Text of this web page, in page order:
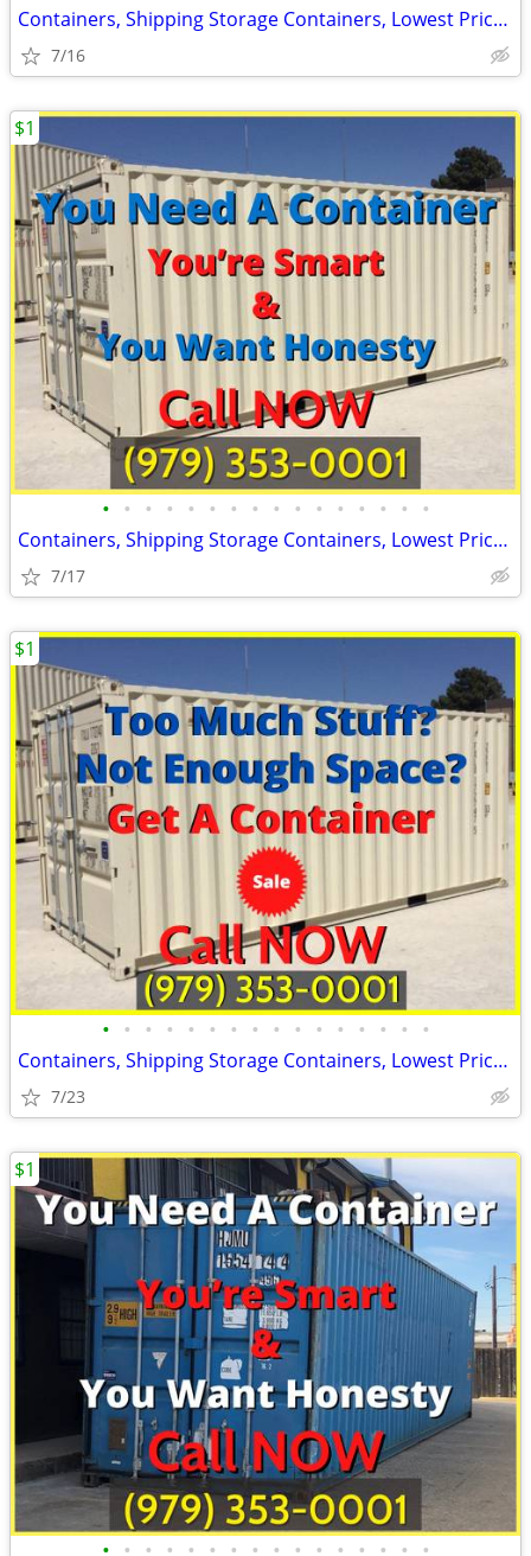
Containers, Shipping Storage Containers, Lowest Price Now!
7/16
• • • • • • • • • • • • • • • •
Containers, Shipping Storage Containers, Lowest Price Now!
7/17
$1
• • • • • • • • • • • • • • • •
Containers, Shipping Storage Containers, Lowest Price Now!
7/23
$1
• • • • • • • • • • • • • • • •
$1